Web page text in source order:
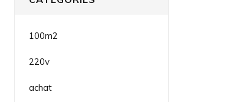
100m2
220v
achat